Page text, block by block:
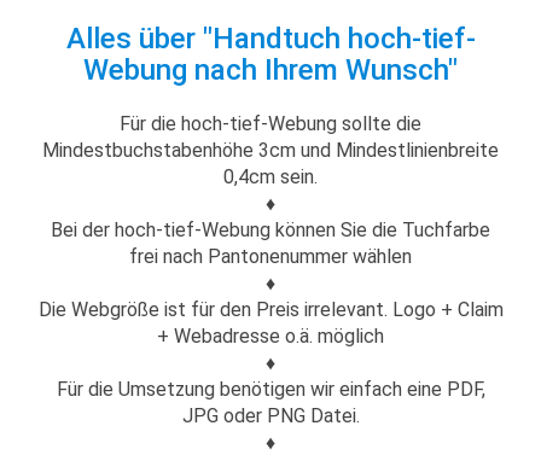
Alles über "Handtuch hoch-tief-
Webung nach Ihrem Wunsch"
Für die hoch-tief-Webung sollte die
Mindestbuchstabenhöhe 3cm und Mindestlinienbreite
0,4cm sein.
♦
Bei der hoch-tief-Webung können Sie die Tuchfarbe
frei nach Pantonenummer wählen
♦
Die Webgröße ist für den Preis irrelevant. Logo + Claim
+ Webadresse o.ä. möglich
♦
Für die Umsetzung benötigen wir einfach eine PDF,
JPG oder PNG Datei.
♦